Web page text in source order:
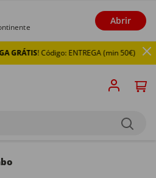
Abrir
! Código: ENTREGA (min 50€)